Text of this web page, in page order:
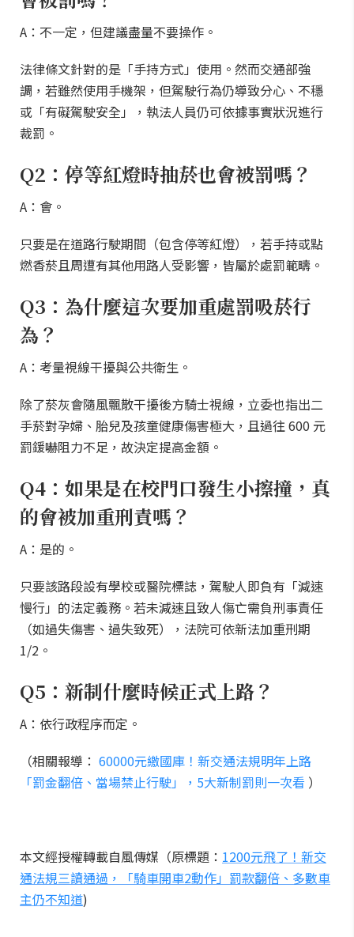
A：不一定，但建議盡量不要操作。
法律條文針對的是「手持方式」使用。然而交通部強
調，若雖然使用手機架，但駕駛行為仍導致分心、不穩
或「有礙駕駛安全」，執法人員仍可依據事實狀況進行
裁罰。
Q2：停等紅燈時抽菸也會被罰嗎？
A：會。
只要是在道路行駛期間（包含停等紅燈），若手持或點
燃香菸且周遭有其他用路人受影響，皆屬於處罰範疇。
Q3：為什麼這次要加重處罰吸菸行
為？
A：考量視線干擾與公共衛生。
除了菸灰會隨風飄散干擾後方騎士視線，立委也指出二
手菸對孕婦、胎兒及孩童健康傷害極大，且過往 600 元
罰鍰嚇阻力不足，故決定提高金額。
Q4：如果是在校門口發生小擦撞，真
的會被加重刑責嗎？
A：是的。
只要該路段設有學校或醫院標誌，駕駛人即負有「減速
慢行」的法定義務。若未減速且致人傷亡需負刑事責任
（如過失傷害、過失致死），法院可依新法加重刑期
1/2。
Q5：新制什麼時候正式上路？
A：依行政程序而定。
（相關報導： 60000元繳國庫！新交通法規明年上路
「罰金翻倍、當場禁止行駛」，5大新制罰則一次看 ）
本文經授權轉載自風傳媒（原標題： 1200元飛了！新交
通法規三讀通過，「騎車開車2動作」罰款翻倍、多數車
主仍不知道)